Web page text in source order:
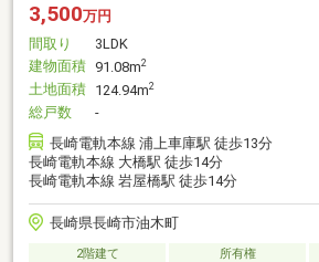
3,500万円
間取り
3LDK
建物面積 91.08m2
土地面積 124.94m2
総戸数
-
長崎電軌本線 浦上車庫駅 徒歩13分
長崎電軌本線 大橋駅 徒歩14分
長崎電軌本線 岩屋橋駅 徒歩14分
長崎県長崎市油木町
2階建て 所有権